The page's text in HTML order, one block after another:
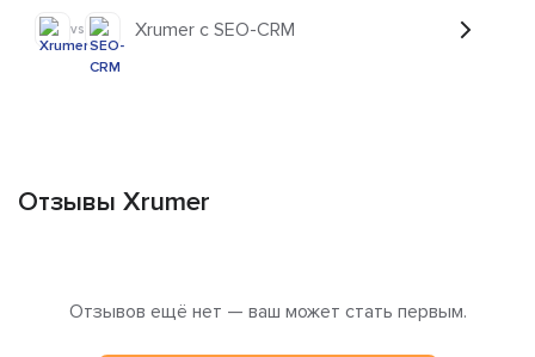
vs Xrumer с SEO-CRM
Отзывы Xrumer
Отзывов ещё нет — ваш может стать первым.